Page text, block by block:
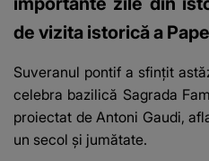
de vizita istorică a
Suveranul pontif a sfințit
celebra bazilică Sagrada
proiectat de Antoni Gaudi,
un secol și jumătate.